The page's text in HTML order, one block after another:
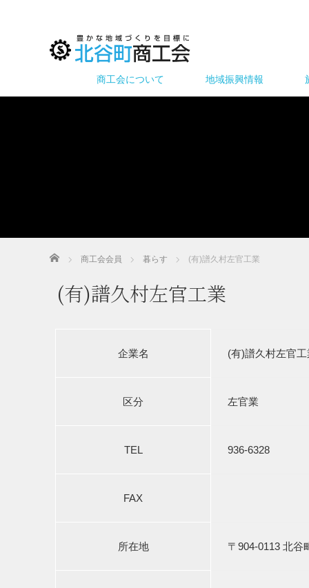
商工会について 地域振興情報
ホーム 商工会会員 暮らす (有)譜久村左官工業
(有)譜久村左官工業
企業名 (有)譜久村左官工
区分 左官業
TEL 936-6328
FAX
所在地 〒904-0113 北谷